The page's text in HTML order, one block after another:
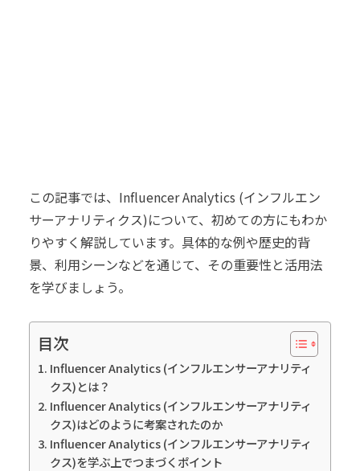
この記事では、Influencer Analytics (インフルエン
サーアナリティクス)について、初めての方にもわか
りやすく解説しています。具体的な例や歴史的背
景、利用シーンなどを通じて、その重要性と活用法
を学びましょう。
目次
Influencer Analytics (インフルエンサーアナリティ
クス)とは？
Influencer Analytics (インフルエンサーアナリティ
クス)はどのように考案されたのか
Influencer Analytics (インフルエンサーアナリティ
クス)を学ぶ上でつまづくポイント